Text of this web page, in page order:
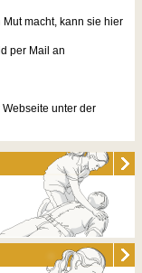
macht, kann sie hier
per Mail an
unter der